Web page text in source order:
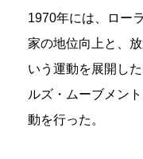
1970年には、ロー
家の地位向上と、
いう運動を展開し
ルズ・ムーブメン
動を行った。